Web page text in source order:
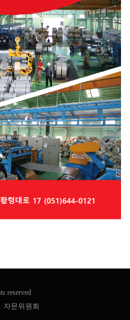
reserved
자문위원회